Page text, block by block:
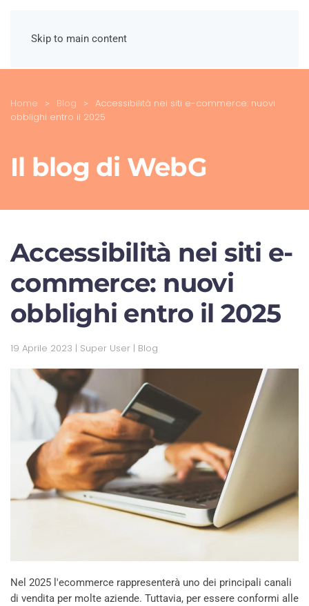
Skip to main content
Home Blog
Accessibilità nei siti e-commerce: nuovi
obblighi entro il 2025
Il blog di WebG
Accessibilità nei siti e-
commerce: nuovi
obblighi entro il 2025
19 Aprile 2023 | Super User | Blog
Nel 2025 l'ecommerce rappresenterà uno dei principali canali
di vendita per molte aziende. Tuttavia, per essere conformi alle